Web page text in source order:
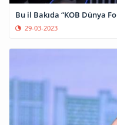
Bu il Bakıda “KOB Dünya
29-03-2023